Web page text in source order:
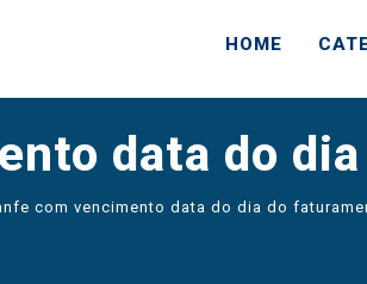
HOME
data do
com vencimento data do dia do